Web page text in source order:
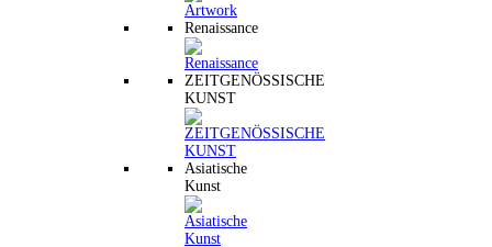
Renaissance
ZEITGENÖSSISCHE
KUNST
Asiatische
Kunst